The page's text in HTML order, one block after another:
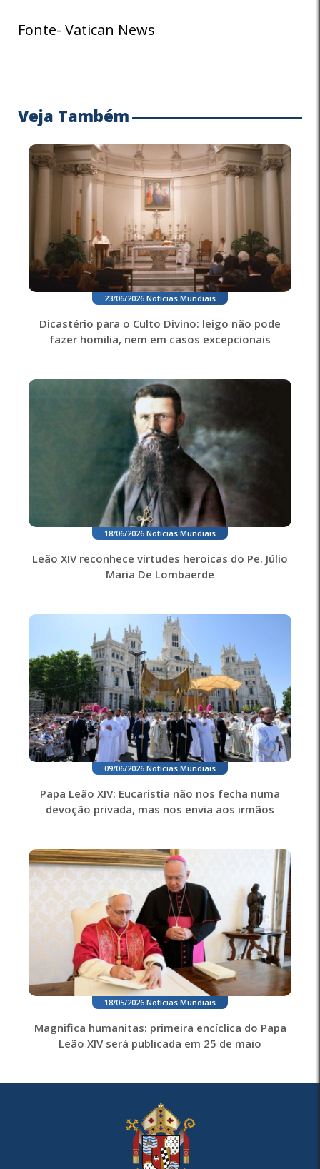
Fonte- Vatican News
Veja Também
23/06/2026 Notícias Mundiais
Dicastério para o Culto Divino: leigo não pode
fazer homilia, nem em casos excepcionais
18/06/2026 Notícias Mundiais
Leão XIV reconhece virtudes heroicas do Pe. Júlio
Maria De Lombaerde
09/06/2026 Notícias Mundiais
Papa Leão XIV: Eucaristia não nos fecha numa
devoção privada, mas nos envia aos irmãos
18/05/2026.Notícias Mundiais
Magnifica humanitas: primeira encíclica do Papa
Leão XIV será publicada em 25 de maio